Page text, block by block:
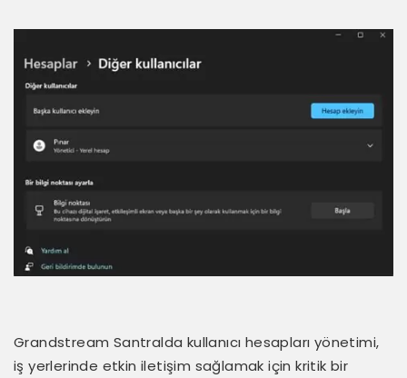
Grandstream Santralda kullanıcı hesapları yönetimi,
iş yerlerinde etkin iletişim sağlamak için kritik bir